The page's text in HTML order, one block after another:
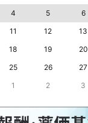
4 5 6
11 12 13
18 19 20
25 26 27
1 2 3